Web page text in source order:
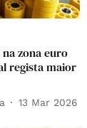
zona euro
regista maior
13 Mar 2026